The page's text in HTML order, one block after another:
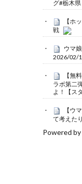
グ#栃木県
【ホ
戦
ウマ
2026/02/
【無
ラボ第二
よ！【ス
【ウ
て考えた
Powered by